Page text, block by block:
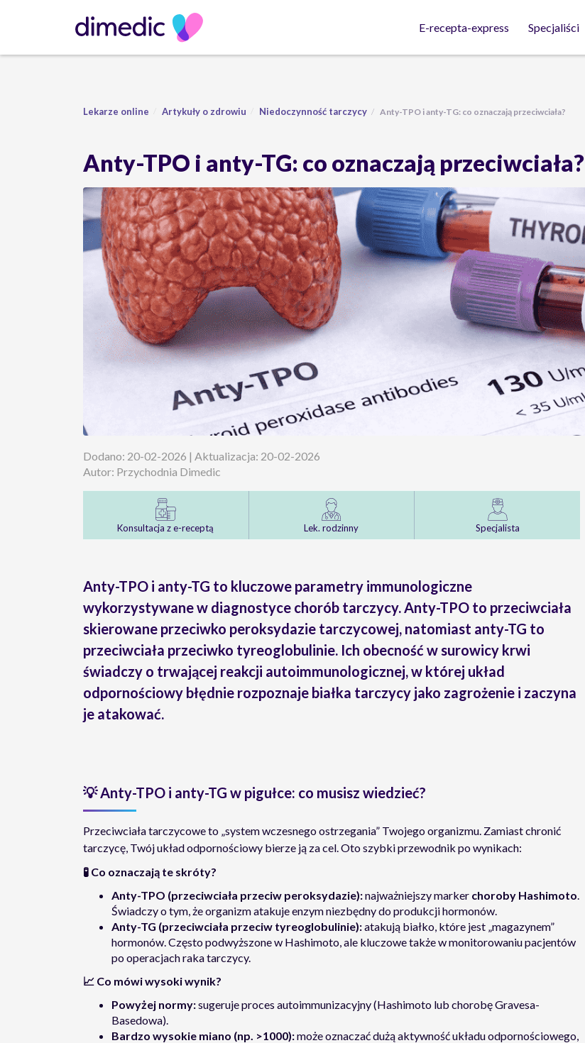
E-recepta-express Specjaliści
Lekarze online Artykuły o zdrowiu Niedoczynność tarczycy Anty-TPO i anty-TG: co oznaczają przeciwciała?
Anty-TPO i anty-TG: co oznaczają przeciwciała?
Dodano: 20-02-2026 | Aktualizacja: 20-02-2026
Autor: Przychodnia Dimedic
Konsultacja z e-receptą Lek. rodzinny Specjalista
Anty-TPO i anty-TG to kluczowe parametry immunologiczne
wykorzystywane w diagnostyce chorób tarczycy.Anty-TPO to przeciwciała
skierowane przeciwko peroksydazie tarczycowej, natomiast anty-TG to
przeciwciała przeciwko tyreoglobulinie. Ich obecność w surowicy krwi
świadczy o trwającej reakcji autoimmunologicznej, w której układ
odpornościowy błędnie rozpoznaje białka tarczycy jako zagrożenie i zaczyna
je atakować.
💡Anty-TPO i anty-TG w pigułce: co musisz wiedzieć?
Przeciwciała tarczycowe to „system wczesnego ostrzegania” Twojego organizmu. Zamiast chronić
tarczycę, Twój układ odpornościowy bierze ją za cel. Oto szybki przewodnik po wynikach:
🧪 Co oznaczają te skróty?
Anty-TPO (przeciwciała przeciw peroksydazie):najważniejszy marker choroby Hashimoto.
Świadczy o tym, że organizm atakuje enzym niezbędny do produkcji hormonów.
Anty-TG (przeciwciała przeciw tyreoglobulinie):atakują białko, które jest „magazynem”
hormonów. Często podwyższone w Hashimoto, ale kluczowe także w monitorowaniu pacjentów
po operacjach raka tarczycy.
📈 Co mówi wysoki wynik?
Powyżej normy:sugeruje proces autoimmunizacyjny (Hashimoto lub chorobę Gravesa-
Basedowa).
Bardzo wysokie miano (np. >1000):może oznaczać dużą aktywność układu odpornościowego,